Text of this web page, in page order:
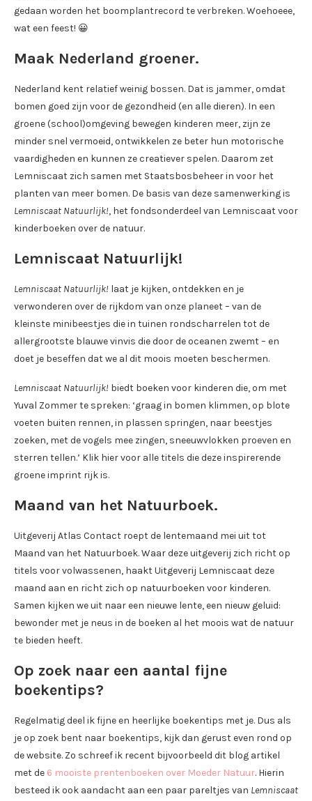
gedaan worden het boomplantrecord te verbreken. Woehoeee,
wat een feest! 😀
Maak Nederland groener.
Nederland kent relatief weinig bossen. Dat is jammer, omdat
bomen goed zijn voor de gezondheid (en alle dieren). In een
groene (school)omgeving bewegen kinderen meer, zijn ze
minder snel vermoeid, ontwikkelen ze beter hun motorische
vaardigheden en kunnen ze creatiever spelen. Daarom zet
Lemniscaat zich samen met Staatsbosbeheer in voor het
planten van meer bomen. De basis van deze samenwerking is
Lemniscaat Natuurlijk!, het fondsonderdeel van Lemniscaat voor
kinderboeken over de natuur.
Lemniscaat Natuurlijk!
Lemniscaat Natuurlijk! laat je kijken, ontdekken en je
verwonderen over de rijkdom van onze planeet – van de
kleinste minibeestjes die in tuinen rondscharrelen tot de
allergrootste blauwe vinvis die door de oceanen zwemt – en
doet je beseffen dat we al dit moois moeten beschermen.
Lemniscaat Natuurlijk! biedt boeken voor kinderen die, om met
Yuval Zommer te spreken: ‘graag in bomen klimmen, op blote
voeten buiten rennen, in plassen springen, naar beestjes
zoeken, met de vogels mee zingen, sneeuwvlokken proeven en
sterren tellen.’ Klik hier voor alle titels die deze inspirerende
groene imprint rijk is.
Maand van het Natuurboek.
Uitgeverij Atlas Contact roept de lentemaand mei uit tot
Maand van het Natuurboek. Waar deze uitgeverij zich richt op
titels voor volwassenen, haakt Uitgeverij Lemniscaat deze
maand aan en richt zich op natuurboeken voor kinderen.
Samen kijken we uit naar een nieuwe lente, een nieuw geluid:
bewonder met je neus in de boeken al het moois wat de natuur
te bieden heeft.
Op zoek naar een aantal fijne
boekentips?
Regelmatig deel ik fijne en heerlijke boekentips met je. Dus als
je op zoek bent naar boekentips, kijk dan gerust even rond op
de website. Zo schreef ik recent bijvoorbeeld dit blog artikel
met de 6 mooiste prentenboeken over Moeder Natuur. Hierin
besteed ik ook aandacht aan een paar pareltjes van Lemniscaat